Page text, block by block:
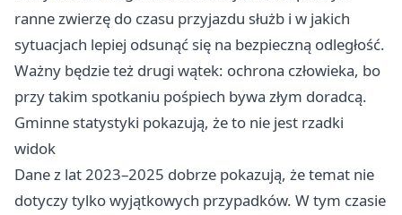
ranne zwierzę do czasu przyjazdu służb i w jakich
sytuacjach lepiej odsunąć się na bezpieczną odległość.
Ważny będzie też drugi wątek: ochrona człowieka, bo
przy takim spotkaniu pośpiech bywa złym doradcą.
Gminne statystyki pokazują, że to nie jest rzadki
widok
Dane z lat 2023–2025 dobrze pokazują, że temat nie
dotyczy tylko wyjątkowych przypadków. W tym czasie